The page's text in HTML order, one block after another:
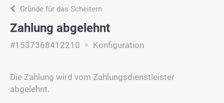
Gründe für das Scheitern
Zahlung abgelehnt
#1537368412210 Konfiguration
Die Zahlung wird vom Zahlungsdienstleister
abgelehnt.